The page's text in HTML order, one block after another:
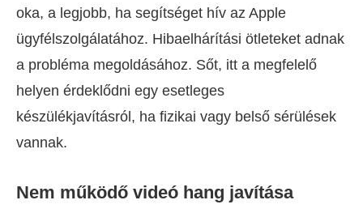
oka, a legjobb, ha segítséget hív az Apple
ügyfélszolgálatához. Hibaelhárítási ötleteket adnak
a probléma megoldásához. Sőt, itt a megfelelő
helyen érdeklődni egy esetleges
készülékjavításról, ha fizikai vagy belső sérülések
vannak.
Nem működő videó hang javítása